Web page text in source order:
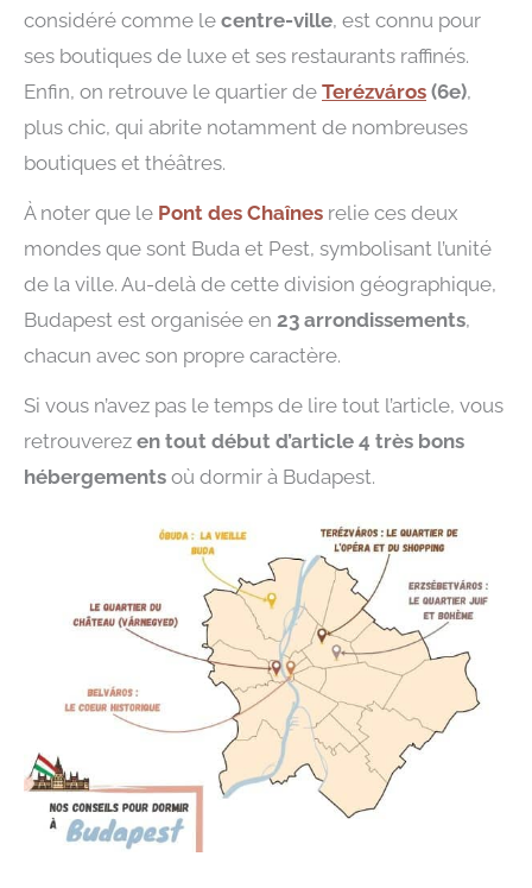
considéré comme le centre-ville, est connu pour
ses boutiques de luxe et ses restaurants raffinés.
Enfin, on retrouve le quartier de Terézváros (6e),
plus chic, qui abrite notamment de nombreuses
boutiques et théâtres.
À noter que le Pont des Chaînes relie ces deux
mondes que sont Buda et Pest, symbolisant l’unité
de la ville. Au-delà de cette division géographique,
Budapest est organisée en 23 arrondissements,
chacun avec son propre caractère.
Si vous n’avez pas le temps de lire tout l’article, vous
retrouverez en tout début d’article 4 très bons
hébergements où dormir à Budapest.